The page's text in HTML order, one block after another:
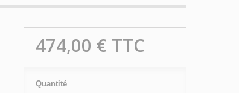
474,00 € TTC
Quantité